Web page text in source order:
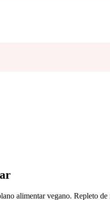
alimentar vegano. Repleto de